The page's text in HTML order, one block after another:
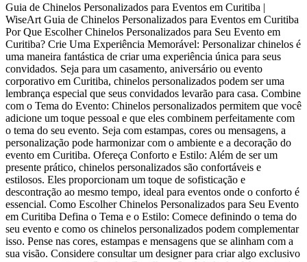
Guia de Chinelos Personalizados para Eventos em Curitiba |
WiseArt Guia de Chinelos Personalizados para Eventos em Curitiba
Por Que Escolher Chinelos Personalizados para Seu Evento em
Curitiba? Crie Uma Experiência Memorável: Personalizar chinelos é
uma maneira fantástica de criar uma experiência única para seus
convidados. Seja para um casamento, aniversário ou evento
corporativo em Curitiba, chinelos personalizados podem ser uma
lembrança especial que seus convidados levarão para casa. Combine
com o Tema do Evento: Chinelos personalizados permitem que você
adicione um toque pessoal e que eles combinem perfeitamente com
o tema do seu evento. Seja com estampas, cores ou mensagens, a
personalização pode harmonizar com o ambiente e a decoração do
evento em Curitiba. Ofereça Conforto e Estilo: Além de ser um
presente prático, chinelos personalizados são confortáveis e
estilosos. Eles proporcionam um toque de sofisticação e
descontração ao mesmo tempo, ideal para eventos onde o conforto é
essencial. Como Escolher Chinelos Personalizados para Seu Evento
em Curitiba Defina o Tema e o Estilo: Comece definindo o tema do
seu evento e como os chinelos personalizados podem complementar
isso. Pense nas cores, estampas e mensagens que se alinham com a
sua visão. Considere consultar um designer para criar algo exclusivo